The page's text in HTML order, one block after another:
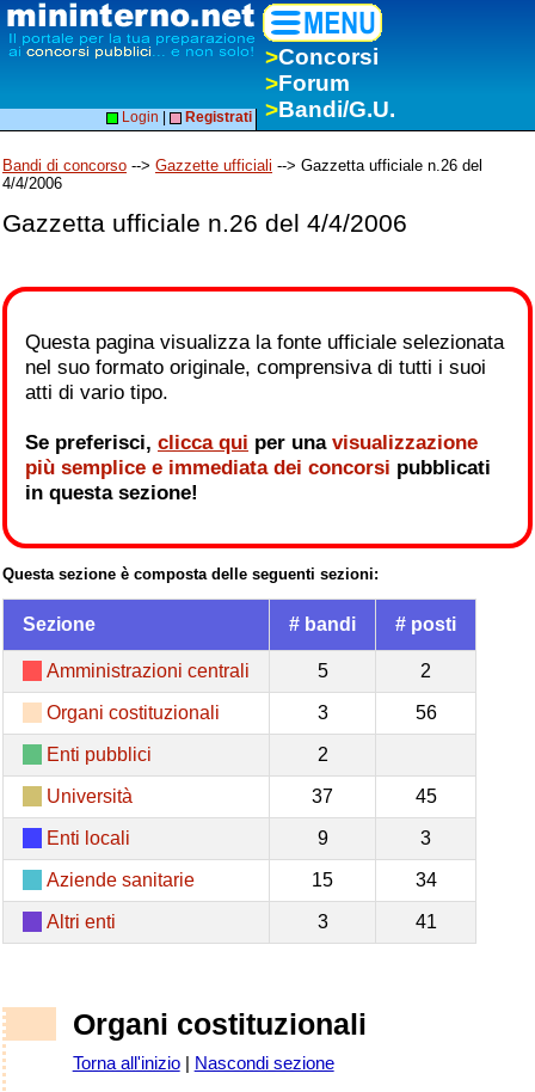
>Concorsi
>Forum
>Bandi/G.U.
Login Registrati
Bandi di concorso --> Gazzette ufficiali --> Gazzetta ufficiale n.26 del
4/4/2006
Gazzetta ufficiale n.26 del 4/4/2006
Questa pagina visualizza la fonte ufficiale selezionata
nel suo formato originale, comprensiva di tutti i suoi
atti di vario tipo.
Se preferisci, clicca qui per una visualizzazione
più semplice e immediata dei concorsi pubblicati
in questa sezione!
Questa sezione è composta delle seguenti sezioni:
Sezione # bandi # posti
Amministrazioni centrali 5 2
Organi costituzionali 3 56
Enti pubblici 2
Università 37 45
Enti locali 9 3
Aziende sanitarie 15 34
Altri enti 3 41
Organi costituzionali
Torna all'inizio| Nascondi sezione